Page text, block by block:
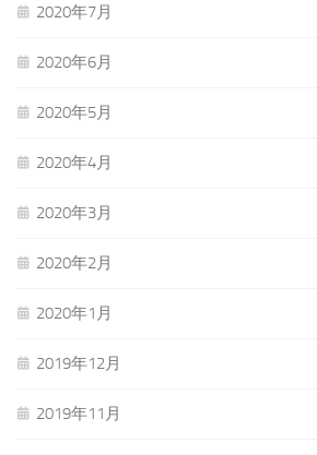
2020年7月
2020年6月
2020年5月
2020年4月
2020年3月
2020年2月
2020年1月
2019年12月
2019年11月